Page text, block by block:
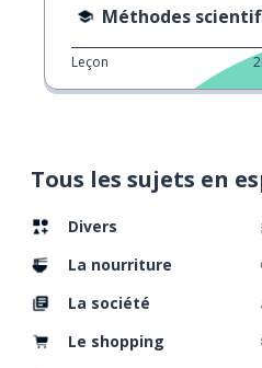
Tous les sujets en
Divers
La nourriture
La société
Le shopping
Méthodes
Leçon